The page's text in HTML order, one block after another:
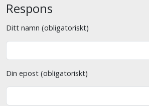
Respons
Ditt namn (obligatoriskt)
Din epost (obligatoriskt)